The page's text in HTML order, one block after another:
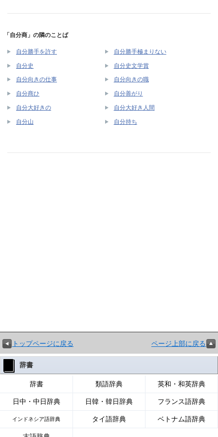
「自分商」の隣のことば
自分勝手を許す 自分勝手極まりない
自分史 自分史文学賞
自分向きの仕事 自分向きの職
自分商ひ 自分善がり
自分大好きの 自分大好き人間
自分山 自分持ち
トップページに戻る ページ上部に戻る
辞書
辞書 類語辞典 英和・和英辞典
日中・中日辞典 日韓・韓日辞典 フランス語辞典
インドネシア語辞典 タイ語辞典 ベトナム語辞典